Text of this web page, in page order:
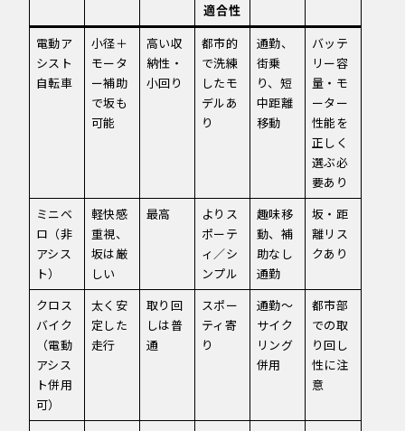
適合性
電動ア
シスト
自転車
小径＋
モータ
ー補助
で坂も
可能
高い収
納性・
小回り
都市的
で洗練
したモ
デルあ
り
通勤、
街乗
り、短
中距離
移動
バッテ
リー容
量・モ
ーター
性能を
正しく
選ぶ必
要あり
ミニベ
ロ（非
アシス
ト）
軽快感
重視、
坂は厳
しい
最高
よりス
ポーテ
ィ／シ
ンプル
趣味移
動、補
助なし
通勤
坂・距
離リス
クあり
クロス
バイク
（電動
アシス
ト併用
可）
太く安
定した
走行
取り回
しは普
通
スポー
ティ寄
り
通勤～
サイク
リング
併用
都市部
での取
り回し
性に注
意